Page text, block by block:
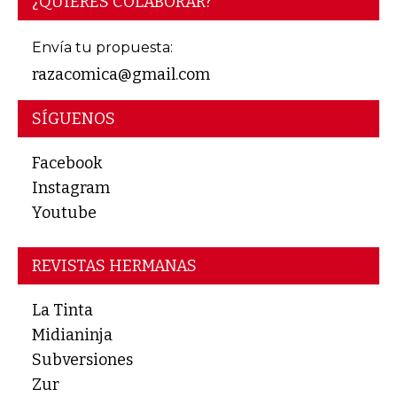
Envía tu propuesta:
razacomica@gmail.com
SÍGUENOS
Facebook
Instagram
Youtube
REVISTAS HERMANAS
La Tinta
Midianinja
Subversiones
Zur